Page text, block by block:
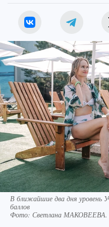
В ближайшие два дня уровень
баллов
Фото: Светлана МАКОВЕЕВА.